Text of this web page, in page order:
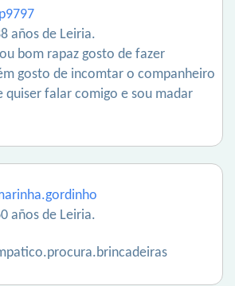
años de Leiria.
bom rapaz gosto de fazer
gosto de incomtar o companheiro
quiser falar comigo e sou madar
años de Leiria.